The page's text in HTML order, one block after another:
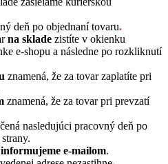
deň po objednaní tovaru.
na sklade zistíte v okienku
e-shopu a následne po rozkliknutí
znamená, že za tovar zaplatíte pri
znamená, že za tovar pri prevzatí
nasledujúci pracovný deň po
informujeme e-mailom.